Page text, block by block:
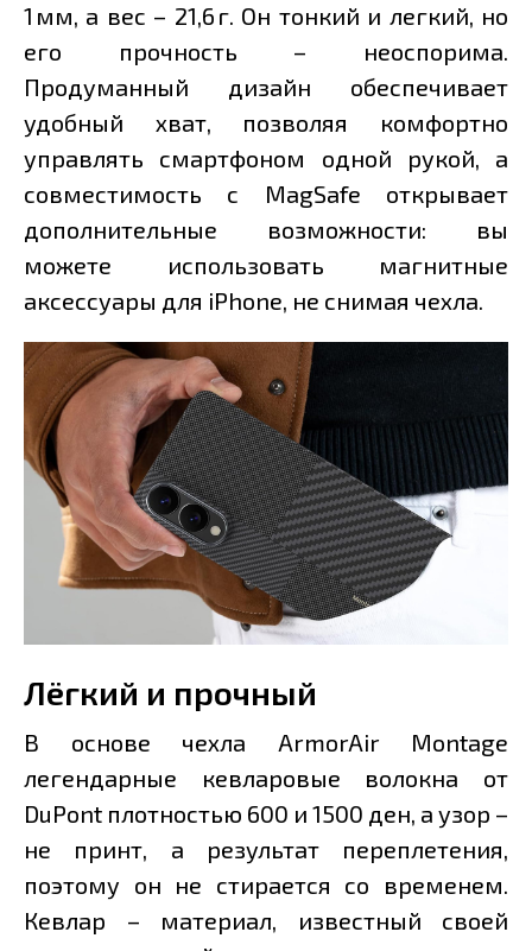
1 мм, а вес – 21,6 г. Он тонкий и легкий, но
его прочность – неоспорима.
Продуманный дизайн обеспечивает
удобный хват, позволяя комфортно
управлять смартфоном одной рукой, а
совместимость с MagSafe открывает
дополнительные возможности: вы
можете использовать магнитные
аксессуары для iPhone, не снимая чехла.
Лёгкий и прочный
В основе чехла ArmorAir Montage
легендарные кевларовые волокна от
DuPont плотностью 600 и 1500 ден, а узор –
не принт, а результат переплетения,
поэтому он не стирается со временем.
Кевлар – материал, известный своей